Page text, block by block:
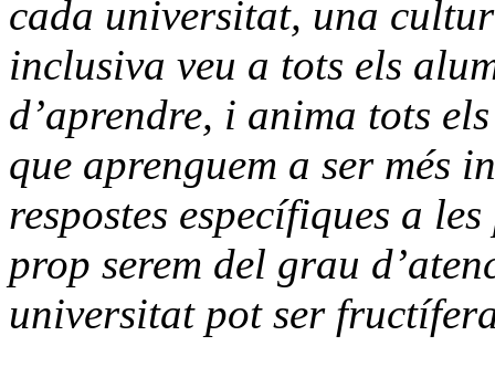
cada universitat, una
inclusiva veu a tots els
d’aprendre, i anima tots
que aprenguem a ser més
respostes específiques a
prop serem del grau
universitat pot ser